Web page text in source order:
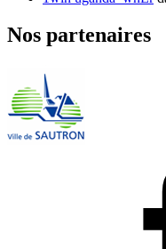
Nos partenaires